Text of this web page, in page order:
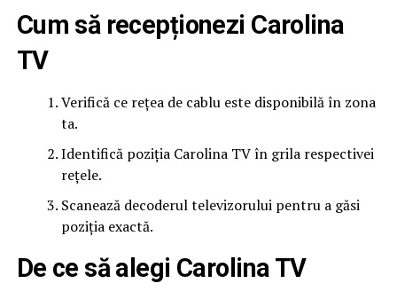
Cum să recepționezi Carolina
TV
Verifică ce rețea de cablu este disponibilă în zona
ta.
Identifică poziția Carolina TV în grila respectivei
rețele.
Scanează decoderul televizorului pentru a găsi
poziția exactă.
De ce să alegi Carolina TV